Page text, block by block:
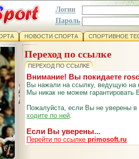
Логин
Пароль
НОВОСТИ СПОРТА СПОРТИВНОЕ
Переход по ссылке
ПЕРЕХОД ПО ССЫЛКЕ
Внимание! Вы покидаете
Вы нажали на ссылку, ведущую на
Мы никак не можем гарантировать
Пожалуйста, если Вы не уверены
ходите по ней.
Если Вы уверены...
Перейти по ссылке primosoft.ru